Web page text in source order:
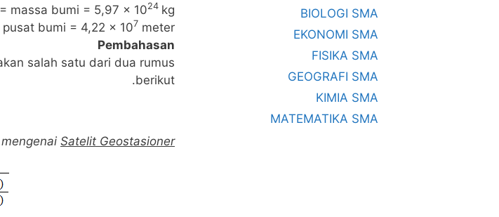
massa bumi = 5,97 x 1024 kg
bumi = 4,22 x 107 meter
Pembahasan
salah satu dari dua rumus
berikut.
Satelit Geostasioner.
BIOLOGI SMA
EKONOMI SMA
FISIKA SMA
GEOGRAFI SMA
KIMIA SMA
MATEMATIKA SMA